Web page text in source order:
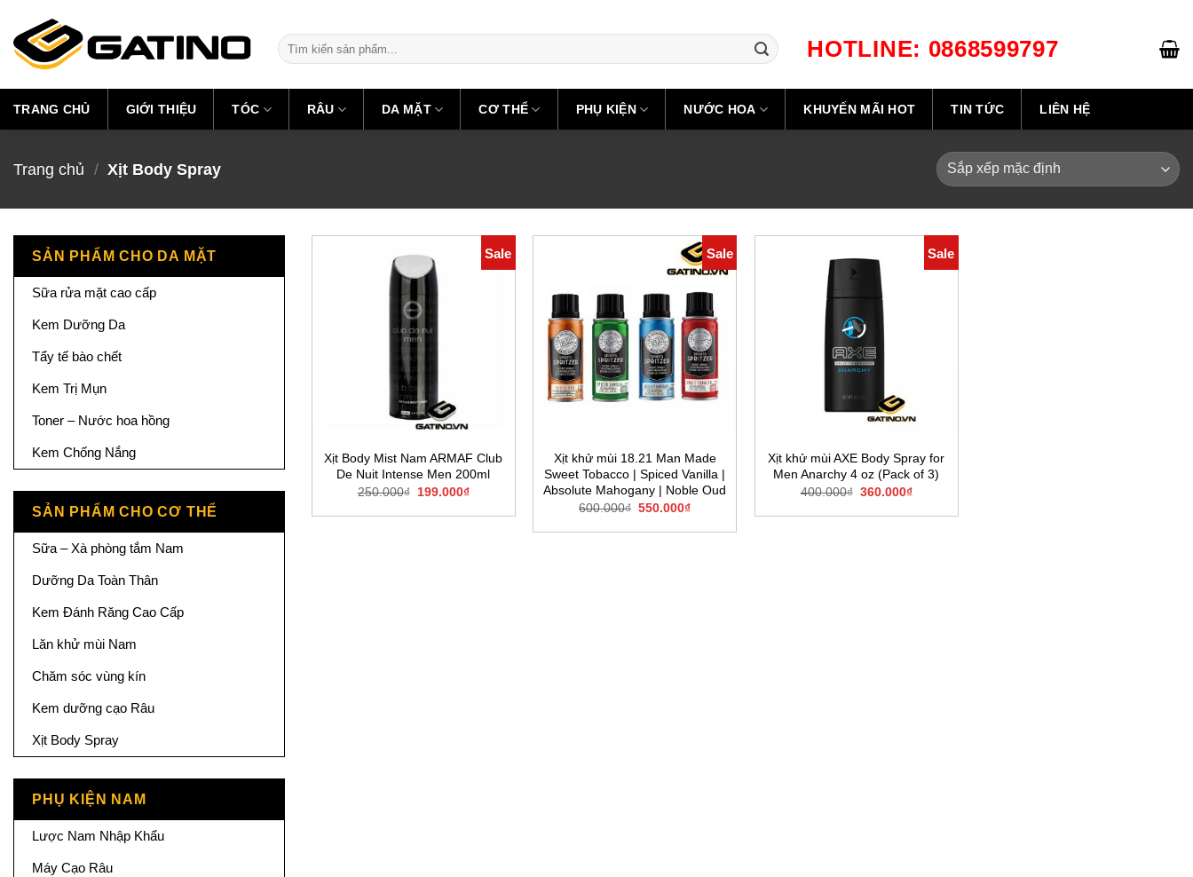
content
Tìm
kiếm:
HOTLINE: 0868599797
TRANG CHỦ GIỚI THIỆU TÓC RÂU DA MẶT CƠ THỂ PHỤ KIỆN NƯỚC HOA KHUYẾN MÃI HOT TIN TỨC LIÊN HỆ
Trang chủ / Xịt Body Spray
SẢN PHẨM CHO DA MẶT
Sữa rửa mặt cao cấp
Kem Dưỡng Da
Tẩy tế bào chết
Kem Trị Mụn
Toner – Nước hoa hồng
Kem Chống Nắng
SẢN PHẨM CHO CƠ THỂ
Sữa – Xà phòng tắm Nam
Dưỡng Da Toàn Thân
Kem Đánh Răng Cao Cấp
Lăn khử mùi Nam
Chăm sóc vùng kín
Kem dưỡng cạo Râu
Xịt Body Spray
PHỤ KIỆN NAM
Lược Nam Nhập Khẩu
Máy Cạo Râu
Sale
Xịt Body Mist Nam ARMAF Club
De Nuit Intense Men 200ml
250.000₫ Giá
là:
199.000₫Giá
tại
Sale
Xịt khử mùi 18.21 Man Made
Sweet Tobacco | Spiced Vanilla |
Absolute Mahogany | Noble Oud
600.000₫ Giá
là:
550.000₫Giá
tại
Sale
Xịt khử mùi AXE Body Spray for
Men Anarchy 4 oz (Pack of 3)
400.000₫ Giá
là:
360.000₫Giá
tại